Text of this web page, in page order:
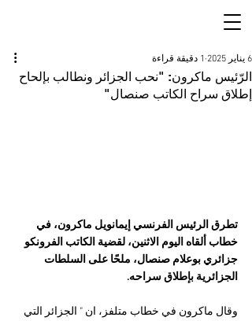
الرّئيس ماكرون: "نحب الجزائر ونطالب بإلحاح
إطلاق سراح الكاتب صنصال"
6 يناير 2025 1 دقيقة قراءة
تطرق الرئيس الفرنسي إيمانويل ماكرون، في
خطاب ألقاه اليوم الاثنين، لقضية الكاتب الفرونكو
جزائري بوعلام صنصال، ملحًا على السلطات
الجزائرية بإطلاق سراحه.
وقال ماكرون في خطاب متلفز، ان " الجزائر التي